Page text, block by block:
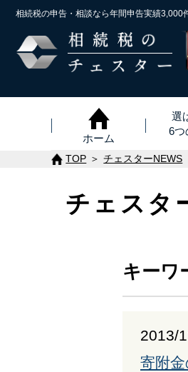
相続税の申告・相談なら年間申告実績3,000
ホーム
選
6つ
TOP チェスターNEWS
チェスタ
キーワ
2013/
寄附